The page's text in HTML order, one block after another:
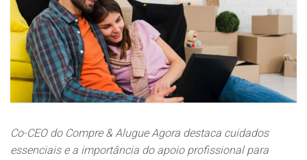
Co-CEO do Compre & Alugue Agora destaca cuidados
essenciais e a importância do apoio profissional para